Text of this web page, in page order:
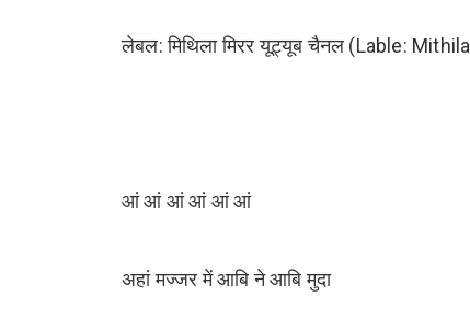
लेबल: मिथिला मिरर यूट़्यूब चैनल (Lable:
आं आं आं आं आं आं
अहां मज्जर में आबि ने आबि मुदा